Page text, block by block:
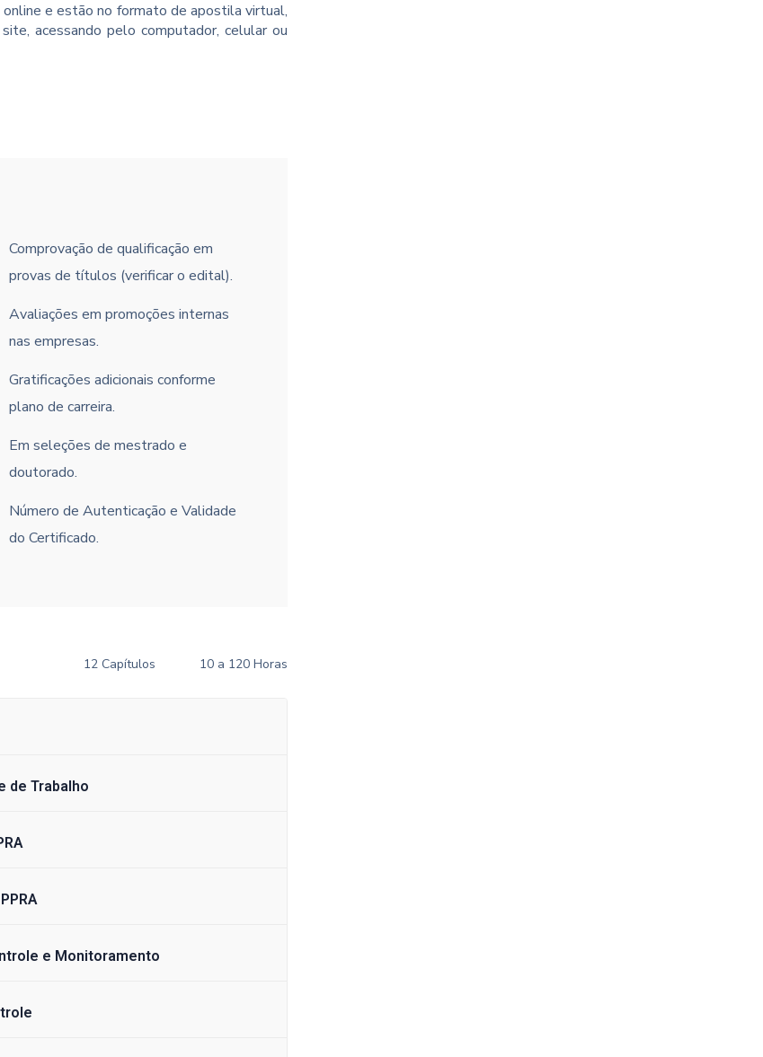
e estão no formato de apostila virtual,
acessando pelo computador, celular ou
Comprovação de qualificação em
provas de títulos (verificar o edital).
Avaliações em promoções internas
nas empresas.
Gratificações adicionais conforme
plano de carreira.
Em seleções de mestrado e
doutorado.
Número de Autenticação e Validade
do Certificado.
12 Capítulos 10 a 120 Horas
de Trabalho
e Monitoramento